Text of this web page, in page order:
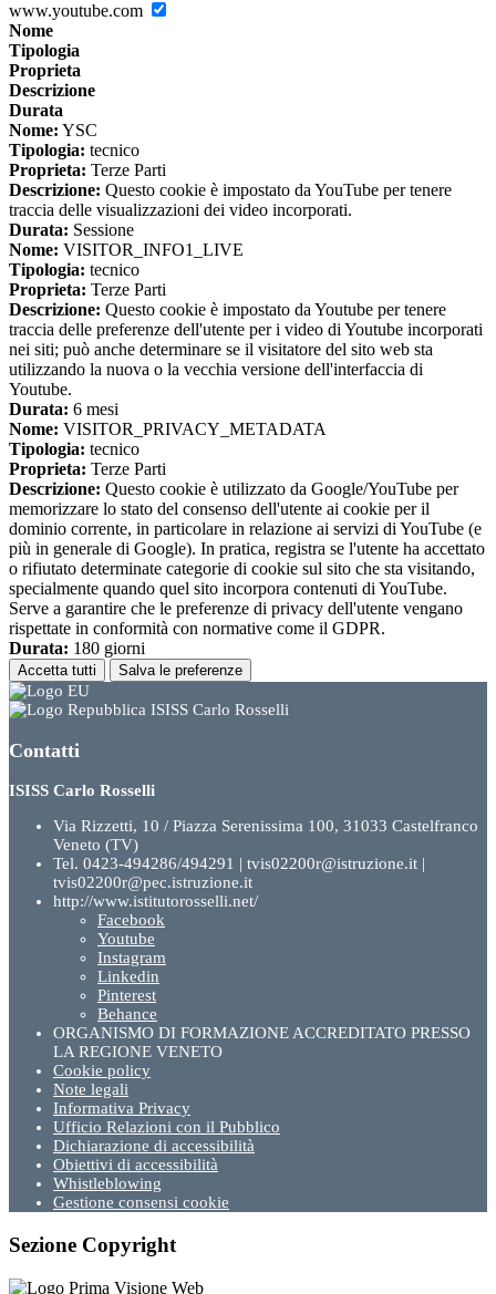
www.youtube.com
Nome
Tipologia
Proprieta
Descrizione
Durata
Nome: YSC
Tipologia: tecnico
Proprieta: Terze Parti
Descrizione: Questo cookie è impostato da YouTube per tenere
traccia delle visualizzazioni dei video incorporati.
Durata: Sessione
Nome: VISITOR_INFO1_LIVE
Tipologia: tecnico
Proprieta: Terze Parti
Descrizione: Questo cookie è impostato da Youtube per tenere
traccia delle preferenze dell'utente per i video di Youtube incorporati
nei siti; può anche determinare se il visitatore del sito web sta
utilizzando la nuova o la vecchia versione dell'interfaccia di
Youtube.
Durata: 6 mesi
Nome: VISITOR_PRIVACY_METADATA
Tipologia: tecnico
Proprieta: Terze Parti
Descrizione: Questo cookie è utilizzato da Google/YouTube per
memorizzare lo stato del consenso dell'utente ai cookie per il
dominio corrente, in particolare in relazione ai servizi di YouTube (e
più in generale di Google). In pratica, registra se l'utente ha accettato
o rifiutato determinate categorie di cookie sul sito che sta visitando,
specialmente quando quel sito incorpora contenuti di YouTube.
Serve a garantire che le preferenze di privacy dell'utente vengano
rispettate in conformità con normative come il GDPR.
Durata: 180 giorni
Accetta tutti Salva le preferenze
ISISS Carlo Rosselli
Contatti
ISISS Carlo Rosselli
Via Rizzetti, 10 / Piazza Serenissima 100, 31033 Castelfranco
Veneto (TV)
Tel. 0423-494286/494291 | tvis02200r@istruzione.it |
tvis02200r@pec.istruzione.it
http://www.istitutorosselli.net/
Facebook
Youtube
Instagram
Linkedin
Pinterest
Behance
ORGANISMO DI FORMAZIONE ACCREDITATO PRESSO
LA REGIONE VENETO
Cookie policy
Note legali
Informativa Privacy
Ufficio Relazioni con il Pubblico
Dichiarazione di accessibilità
Obiettivi di accessibilità
Whistleblowing
Gestione consensi cookie
Sezione Copyright